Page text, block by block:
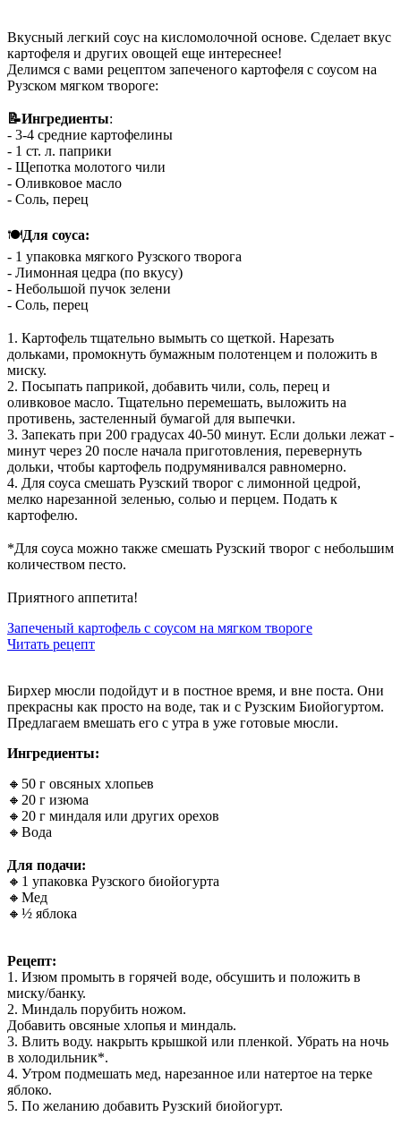
Вкусный легкий соус на кисломолочной основе. Сделает вкус
картофеля и других овощей еще интереснее!
Делимся с вами рецептом запеченого картофеля с соусом на
Рузском мягком твороге:
📝Ингредиенты:
- 3-4 средние картофелины
- 1 ст. л. паприки
- Щепотка молотого чили
- Оливковое масло
- Соль, перец
🍽Для соуса:
- 1 упаковка мягкого Рузского творога
- Лимонная цедра (по вкусу)
- Небольшой пучок зелени
- Соль, перец
1️. Картофель тщательно вымыть со щеткой. Нарезать
дольками, промокнуть бумажным полотенцем и положить в
миску.
2️. Посыпать паприкой, добавить чили, соль, перец и
оливковое масло. Тщательно перемешать, выложить на
противень, застеленный бумагой для выпечки.
3️. Запекать при 200 градусах 40-50 минут. Если дольки лежат -
минут через 20 после начала приготовления, перевернуть
дольки, чтобы картофель подрумянивался равномерно.
4️. Для соуса смешать Рузский творог с лимонной цедрой,
мелко нарезанной зеленью, солью и перцем. Подать к
картофелю.
*Для соуса можно также смешать Рузский творог с небольшим
количеством песто.
Приятного аппетита!
Запеченый картофель с соусом на мягком твороге
Читать рецепт
Бирхер мюсли подойдут и в постное время, и вне поста. Они
прекрасны как просто на воде, так и с Рузским Биойогуртом.
Предлагаем вмешать его с утра в уже готовые мюсли.
Ингредиенты:
🔸50 г овсяных хлопьев
🔸20 г изюма
🔸20 г миндаля или других орехов
🔸Вода
Для подачи:
🔸1 упаковка Рузского биойогурта
🔸Мед
🔸½ яблока
Рецепт:
1️. Изюм промыть в горячей воде, обсушить и положить в
миску/банку.
2️. Миндаль порубить ножом.
Добавить овсяные хлопья и миндаль.
3️. Влить воду. накрыть крышкой или пленкой. Убрать на ночь
в холодильник*.
4️. Утром подмешать мед, нарезанное или натертое на терке
яблоко.
5️. По желанию добавить Рузский биойогурт.